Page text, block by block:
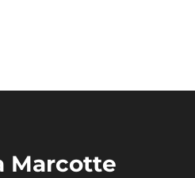
Marcotte